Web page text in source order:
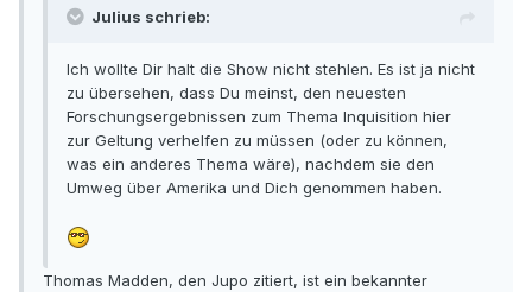
Julius schrieb:
Ich wollte Dir halt die Show nicht stehlen. Es ist ja nicht
zu übersehen, dass Du meinst, den neuesten
Forschungsergebnissen zum Thema Inquisition hier
zur Geltung verhelfen zu müssen (oder zu können,
was ein anderes Thema wäre), nachdem sie den
Umweg über Amerika und Dich genommen haben.
Thomas Madden, den Jupo zitiert, ist ein bekannter